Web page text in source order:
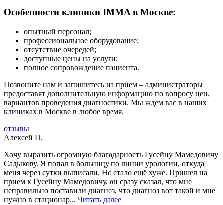
Особенности клиники IMMA в Москве:
опытный персонал;
профессиональное оборудование;
отсутствие очередей;
доступные цены на услуги;
полное сопровождение пациента.
Позвоните нам и запишитесь на прием – администраторы
предоставят дополнительную информацию по вопросу цен,
вариантов проведения диагностики. Мы ждем вас в наших
клиниках в Москве в любое время.
отзывы
Алексей П.
Хочу выразить огромную благодарность Гусейну Мамедовичу
Садыкову. Я попал в больницу по линии урологии, откуда
меня через сутки выписали. Но стало ещё хуже. Пришел на
прием к Гусейну Мамедовичу, он сразу сказал, что мне
неправильно поставили диагноз, что диагноз вот такой и мне
нужно в стационар... Читать далее